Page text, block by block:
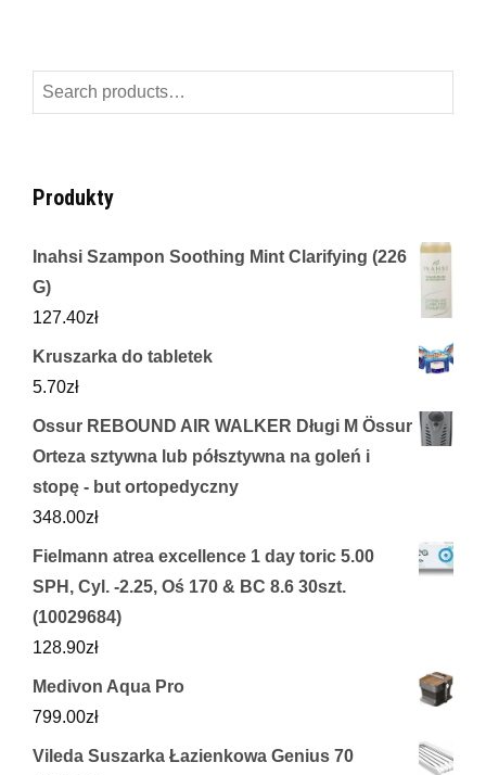
Search
for:
Produkty
Inahsi Szampon Soothing Mint Clarifying (226
G)
127.40zł
Kruszarka do tabletek
5.70zł
Ossur REBOUND AIR WALKER Długi M Össur
Orteza sztywna lub półsztywna na goleń i
stopę - but ortopedyczny
348.00zł
Fielmann atrea excellence 1 day toric 5.00
SPH, Cyl. -2.25, Oś 170 & BC 8.6 30szt.
(10029684)
128.90zł
Medivon Aqua Pro
799.00zł
Vileda Suszarka Łazienkowa Genius 70